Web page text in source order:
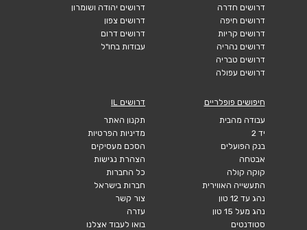
דרושים חדרה
דרושים חיפה
דרושים קריות
דרושים נהריה
דרושים טבריה
דרושים עפולה
דרושים יהודה ושומרון
דרושים צפון
דרושים דרום
עבודות בחו"ל
חיפושים פופלריים
עבודה מהבית
יד 2
בנק הפועלים
אבטחה
קוקה קולה
התעשייה האווירית
נהג עד 12 טון
נהג מעל 15 טון
סטודנטים
דרושים IL
תקנון האתר
מדיניות הפרטיות
הסכם מעסיקים
הצהרת נגישות
כל החברות
חברות בישראל
צור קשר
עזרה
בואו לעבוד אצלנו